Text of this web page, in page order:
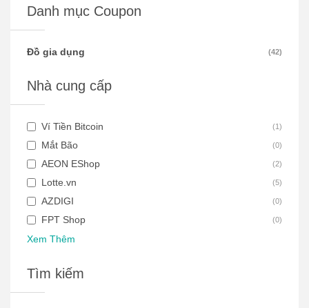
Danh mục Coupon
Đồ gia dụng (42)
Nhà cung cấp
Ví Tiền Bitcoin (1 )
Mắt Bão (0)
AEON EShop (2)
Lotte.vn (5)
AZDIGI (0)
FPT Shop (0)
Xem Thêm
Tìm kiếm